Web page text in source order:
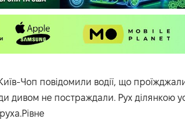
Чоп повідомили водії, що
дивом не постраждали. Рух ділянкою
.Рівне